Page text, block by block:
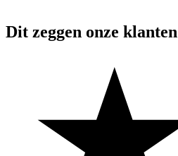
Dit zeggen onze klanten